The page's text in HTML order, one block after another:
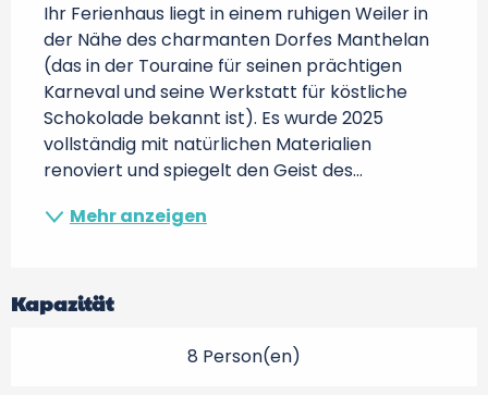
Ihr Ferienhaus liegt in einem ruhigen Weiler in
der Nähe des charmanten Dorfes Manthelan
(das in der Touraine für seinen prächtigen
Karneval und seine Werkstatt für köstliche
Schokolade bekannt ist). Es wurde 2025
vollständig mit natürlichen Materialien
renoviert und spiegelt den Geist des...
Mehr anzeigen
Kapazität
8 Person(en)